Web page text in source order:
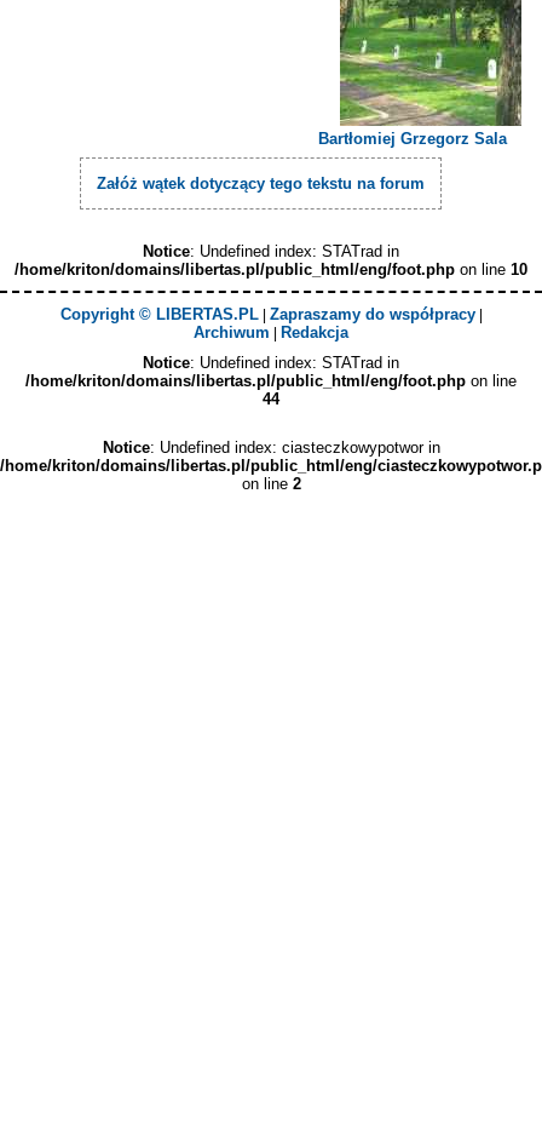
Bartłomiej Grzegorz Sala
Załóż wątek dotyczący tego tekstu na forum
Notice: Undefined index: STATrad in
/home/kriton/domains/libertas.pl/public_html/eng/foot.php on line 10
Copyright © LIBERTAS.PL| Zapraszamy do współpracy|
Archiwum | Redakcja
Notice: Undefined index: STATrad in
/home/kriton/domains/libertas.pl/public_html/eng/foot.php on line
44
Notice: Undefined index: ciasteczkowypotwor in
/home/kriton/domains/libertas.pl/public_html/eng/
on line 2